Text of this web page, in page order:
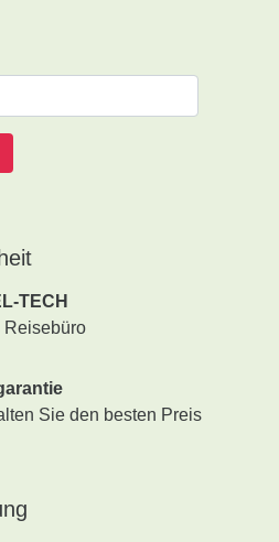
TECH
Reisebüro
Sie den besten Preis